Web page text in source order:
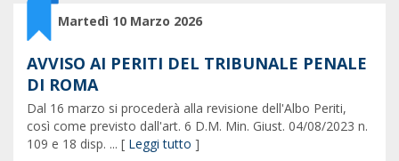
Martedì 10 Marzo 2026
AVVISO AI PERITI DEL TRIBUNALE PENALE
DI ROMA
Dal 16 marzo si procederà alla revisione dell'Albo Periti,
così come previsto dall'art. 6 D.M. Min. Giust. 04/08/2023 n.
109 e 18 disp. ... [ Leggi tutto ]